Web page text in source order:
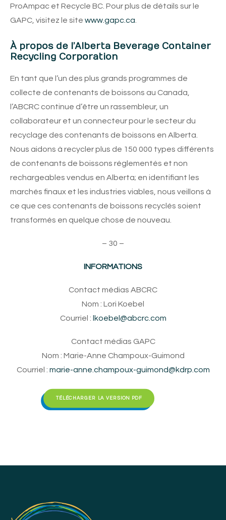
ProAmpac et Recycle BC. Pour plus de détails sur le
GAPC, visitez le site www.gapc.ca
À propos de l’Alberta Beverage Container
Recycling Corporation
En tant que l’un des plus grands programmes de
collecte de contenants de boissons au Canada,
l’ABCRC continue d’être un rassembleur, un
collaborateur et un connecteur pour le secteur du
recyclage des contenants de boissons en Alberta.
Nous aidons à recycler plus de 150 000 types différents
de contenants de boissons réglementés et non
rechargeables vendus en Alberta; en identifiant les
marchés finaux et les industries viables, nous veillons à
ce que ces contenants de boissons recyclés soient
transformés en quelque chose de nouveau.
– 30 –
INFORMATIONS
Contact médias ABCRC
Nom : Lori Koebel
Courriel : lkoebel@abcrc.com
Contact médias GAPC
Nom : Marie-Anne Champoux-Guimond
Courriel : marie-anne.champoux-guimond@kdrp.com
TÉLÉCHARGER LA VERSION PDF